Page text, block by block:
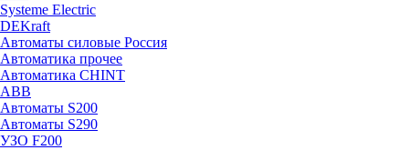
Systeme Electric
DEKraft
Автоматы силовые Россия
Автоматика прочее
Автоматика CHINT
ABB
Автоматы S200
Автоматы S290
УЗО F200